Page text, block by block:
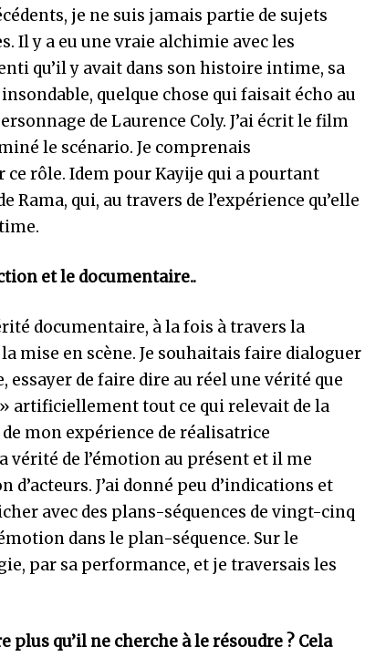
je ne suis jamais partie de sujets
Il y a eu une vraie alchimie avec les
qu’il y avait dans son histoire intime, sa
quelque chose qui faisait écho au
de Laurence Coly. J’ai écrit le film
le scénario. Je comprenais
rôle. Idem pour Kayije qui a pourtant
qui, au travers de l’expérience qu’elle
et le documentaire..
documentaire, à la fois à travers la
mise en scène. Je souhaitais faire dialoguer
de faire dire au réel une vérité que
artificiellement tout ce qui relevait de la
mon expérience de réalisatrice
vérité de l’émotion au présent et il me
J’ai donné peu d’indications et
avec des plans-séquences de vingt-cinq
dans le plan-séquence. Sur le
par sa performance, et je traversais les
qu’il ne cherche à le résoudre ? Cela